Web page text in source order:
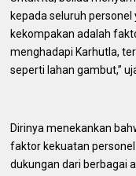
kepada seluruh
kekompakan adalah
menghadapi Karhutla,
seperti lahan gambut,”
Dirinya menekankan
faktor kekuatan
dukungan dari berbagai